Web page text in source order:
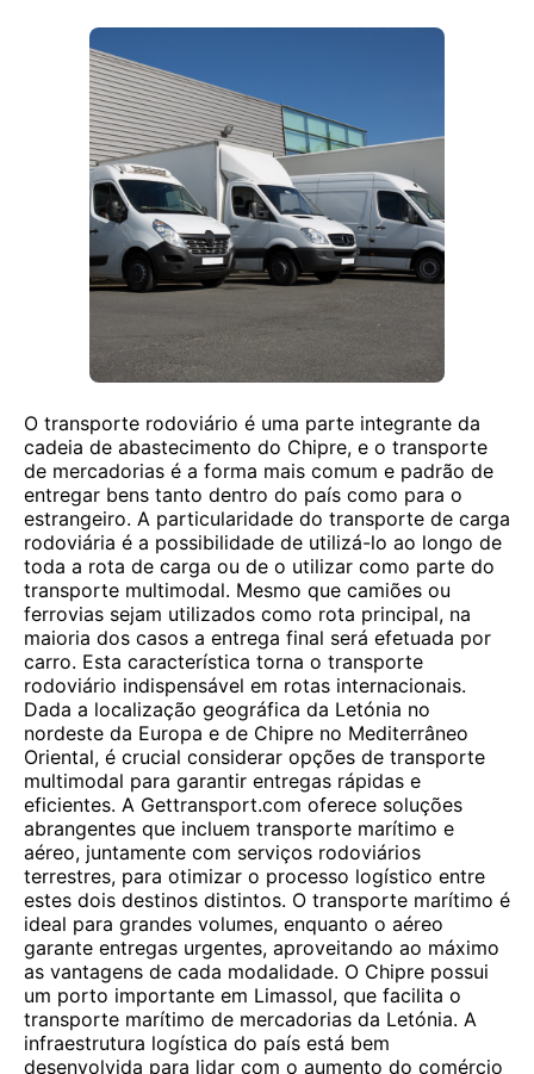
O transporte rodoviário é uma parte integrante da
cadeia de abastecimento do Chipre, e o transporte
de mercadorias é a forma mais comum e padrão de
entregar bens tanto dentro do país como para o
estrangeiro. A particularidade do transporte de carga
rodoviária é a possibilidade de utilizá-lo ao longo de
toda a rota de carga ou de o utilizar como parte do
transporte multimodal. Mesmo que camiões ou
ferrovias sejam utilizados como rota principal, na
maioria dos casos a entrega final será efetuada por
carro. Esta característica torna o transporte
rodoviário indispensável em rotas internacionais.
Dada a localização geográfica da Letónia no
nordeste da Europa e de Chipre no Mediterrâneo
Oriental, é crucial considerar opções de transporte
multimodal para garantir entregas rápidas e
eficientes. A Gettransport.com oferece soluções
abrangentes que incluem transporte marítimo e
aéreo, juntamente com serviços rodoviários
terrestres, para otimizar o processo logístico entre
estes dois destinos distintos. O transporte marítimo é
ideal para grandes volumes, enquanto o aéreo
garante entregas urgentes, aproveitando ao máximo
as vantagens de cada modalidade. O Chipre possui
um porto importante em Limassol, que facilita o
transporte marítimo de mercadorias da Letónia. A
infraestrutura logística do país está bem
desenvolvida para lidar com o aumento do comércio